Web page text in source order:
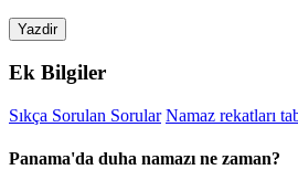
Yazdir
Ek Bilgiler
Sıkça Sorulan Sorular Namaz rekatları
Panama'da duha namazı ne zaman?